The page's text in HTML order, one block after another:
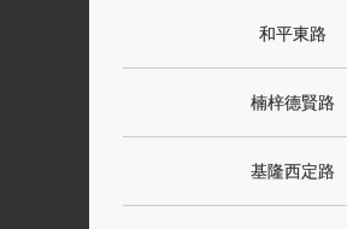
和平東路
楠梓德賢路
基隆西定路